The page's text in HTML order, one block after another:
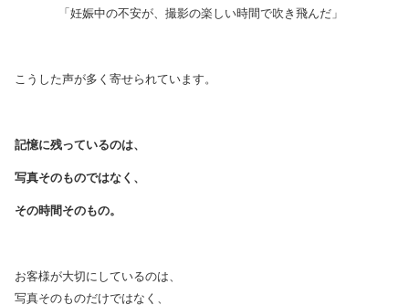
「妊娠中の不安が、撮影の楽しい時間で吹き飛んだ」
こうした声が多く寄せられています。
記憶に残っているのは、
写真そのものではなく、
その時間そのもの。
お客様が大切にしているのは、
写真そのものだけではなく、